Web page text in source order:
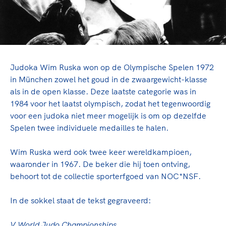
Sportonderzoek
Sportakkoord II
TeamNL kids
Olympische geschiedenis
Nieuwspagina
Veilige en integere sport
Diversiteit en inclusie
Gezonde sportomgeving
Bekwaam sportkader
Vitale clubs en bestuurlijk kader
Sportmatch
Clubacties
Opleidingen en trainingen
High5 Stappenplan
TeamNL Academie Kalender
Kennisaanbod TeamNL Experts
Olympische Spelen LA28
Paralympische Spelen LA28
Europese Spelen Istanbul 2027
Topsportbeleid
Topsportfinanciering
Maatschappelijke waarde topsport
Top teamsportcompetities
Judoka Wim Ruska won op de Olympische Spelen 1972
in München zowel het goud in de zwaargewicht-klasse
als in de open klasse. Deze laatste categorie was in
1984 voor het laatst olympisch, zodat het tegenwoordig
voor een judoka niet meer mogelijk is om op dezelfde
Spelen twee individuele medailles te halen.
Wim Ruska werd ook twee keer wereldkampioen,
waaronder in 1967. De beker die hij toen ontving,
behoort tot de collectie sporterfgoed van NOC*NSF.
In de sokkel staat de tekst gegraveerd: